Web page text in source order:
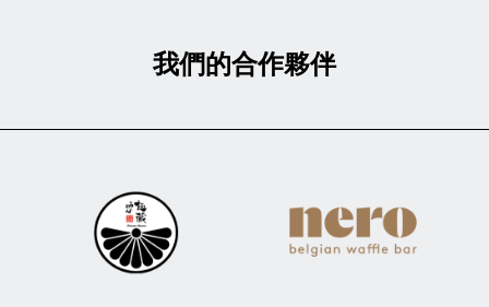
我們的合作夥伴